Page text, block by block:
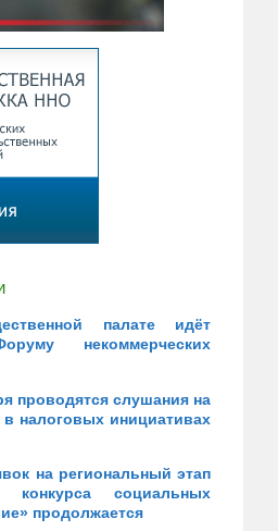
палате идёт
некоммерческих
проводятся слушания на
налоговых инициативах
на региональный этап
конкурса социальных
продолжается